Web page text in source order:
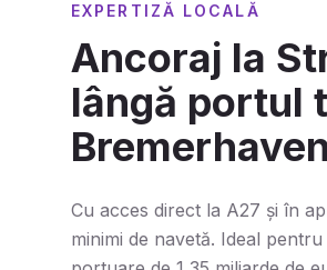
EXPERTIZĂ LOCALĂ
Ancoraj la
lângă portul
Bremerhaven
Cu acces direct la A27 și în
minimi de navetă. Ideal